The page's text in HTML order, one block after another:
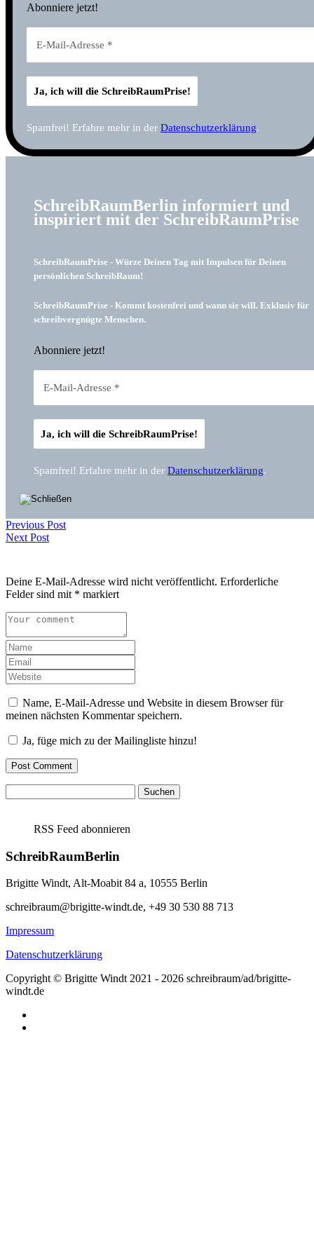
Abonniere jetzt!
Spamfrei! Erfahre mehr in der Datenschutzerklärung.
SchreibRaumBerlin informiert und
inspiriert mit der SchreibRaumPrise
SchreibRaumPrise - Würze Deinen Tag mit Impulsen für Deinen
persönlichen SchreibRaum!
SchreibRaumPrise - Kommt kostenfrei und wann sie will. Exklusiv für
schreibvergnügte Menschen.
Abonniere jetzt!
Spamfrei! Erfahre mehr in der Datenschutzerklärung.
Previous Post
Next Post
Deine E-Mail-Adresse wird nicht veröffentlicht. Erforderliche
Felder sind mit * markiert
Name, E-Mail-Adresse und Website in diesem Browser für
meinen nächsten Kommentar speichern.
Ja, füge mich zu der Mailingliste hinzu!
nach:
RSS Feed abonnieren
SchreibRaumBerlin
Brigitte Windt, Alt-Moabit 84 a, 10555 Berlin
schreibraum@brigitte-windt.de, +49 30 530 88 713
Impressum
Datenschutzerklärung
Copyright © Brigitte Windt 2021 - 2026 schreibraum/ad/brigitte-
windt.de